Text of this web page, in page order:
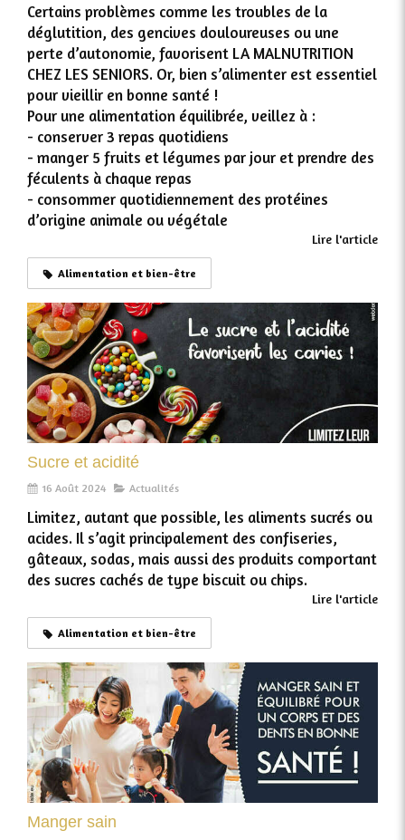
Certains problèmes comme les troubles de la
déglutition, des gencives douloureuses ou une
perte d’autonomie, favorisent LA MALNUTRITION
CHEZ LES SENIORS. Or, bien s’alimenter est essentiel
pour vieillir en bonne santé !​
​Pour une alimentation équilibrée, veillez à :​
- conserver 3 repas quotidiens
- manger 5 fruits et légumes par jour et prendre des
féculents à chaque repas
- consommer quotidiennement des protéines
d’origine animale ou végétale
Lire l'article
Alimentation et bien-être
Sucre et acidité
16 Août 2024 Actualités
Limitez, autant que possible, les aliments sucrés ou
acides. Il s’agit principalement des confiseries,
gâteaux, sodas, mais aussi des produits comportant
des sucres cachés de type biscuit ou chips.
Lire l'article
Alimentation et bien-être
Manger sain